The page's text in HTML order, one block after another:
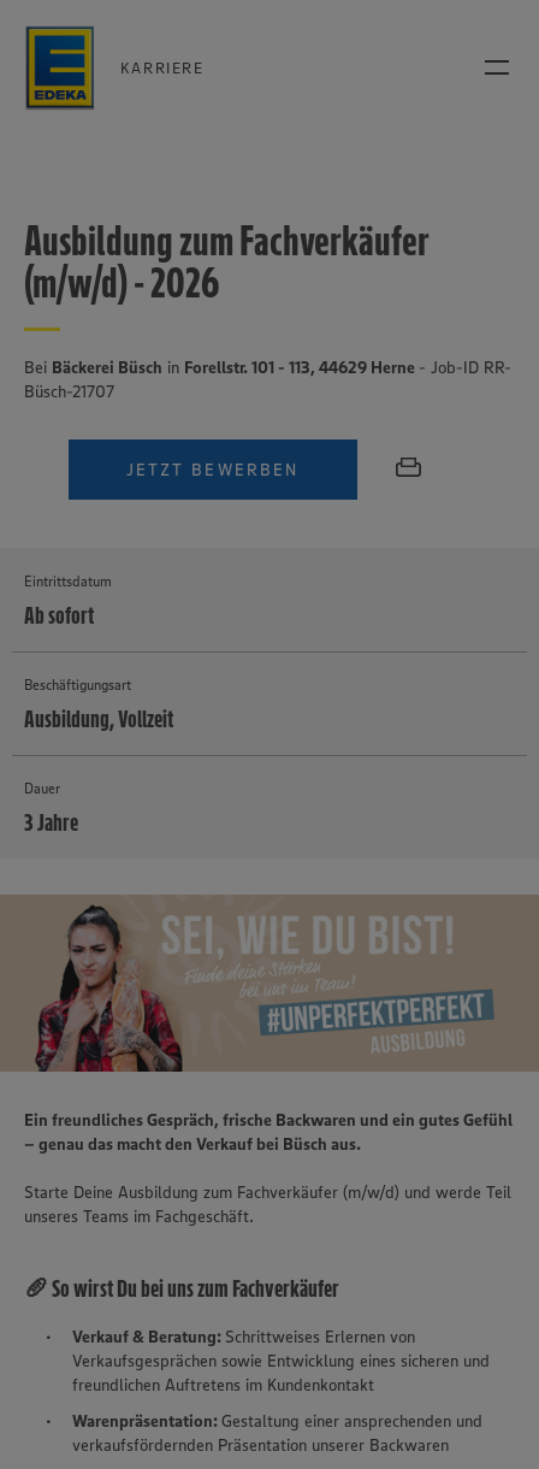
KARRIERE
Ausbildung zum Fachverkäufer
(m/w/d) - 2026
Bei Bäckerei Büsch in Forellstr. 101 - 113, 44629 Herne - Job-ID RR-
Büsch-21707
JETZT BEWERBEN
Eintrittsdatum
Ab sofort
Beschäftigungsart
Ausbildung, Vollzeit
Dauer
3 Jahre
Ein freundliches Gespräch, frische Backwaren und ein gutes Gefühl
– genau das macht den Verkauf bei Büsch aus.
Starte Deine Ausbildung zum Fachverkäufer (m/w/d) und werde Teil
unseres Teams im Fachgeschäft.
🥖 So wirst Du bei uns zum Fachverkäufer
Verkauf & Beratung: Schrittweises Erlernen von
Verkaufsgesprächen sowie Entwicklung eines sicheren und
freundlichen Auftretens im Kundenkontakt
Warenpräsentation:Gestaltung einer ansprechenden und
verkaufsfördernden Präsentation unserer Backwaren